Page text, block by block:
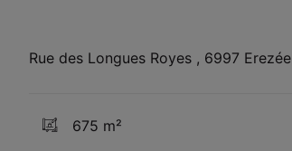
Rue des Longues Royes , 6997 Erezée
675 m²